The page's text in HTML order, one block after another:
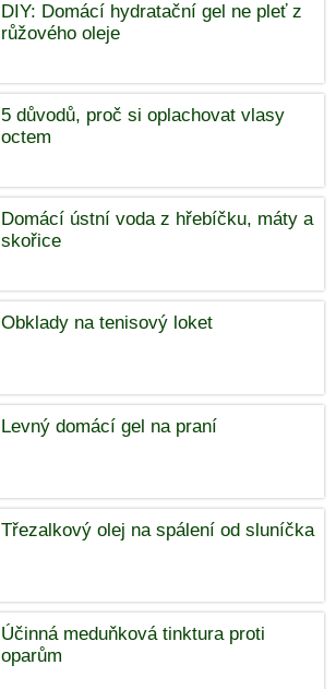
DIY: Domácí hydratační gel ne pleť z
růžového oleje
5 důvodů, proč si oplachovat vlasy
octem
Domácí ústní voda z hřebíčku, máty a
skořice
Obklady na tenisový loket
Levný domácí gel na praní
Třezalkový olej na spálení od sluníčka
Účinná meduňková tinktura proti
oparům